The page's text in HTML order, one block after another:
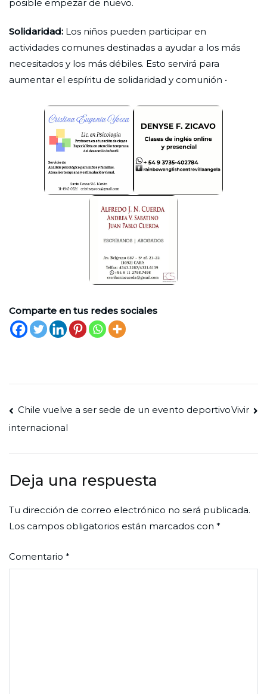
posible empezar de nuevo.
Solidaridad: Los niños pueden participar en
actividades comunes destinadas a ayudar a los más
necesitados y los más débiles. Esto servirá para
aumentar el espíritu de solidaridad y comunión •
Comparte en tus redes sociales
Navegación
de
Chile vuelve a ser sede de un evento deportivo
internacional
Vivir
Deja una respuesta
Tu dirección de correo electrónico no será publicada.
Los campos obligatorios están marcados con *
Comentario *